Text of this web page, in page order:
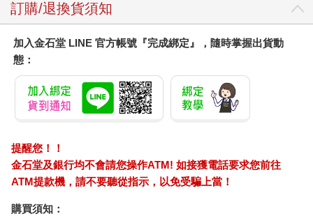
訂購/退換貨須知
加入金石堂 LINE 官方帳號『完成綁定』，隨時掌握出貨動
態：
提醒您！！
金石堂及銀行均不會請您操作ATM! 如接獲電話要求您前往
ATM提款機，請不要聽從指示，以免受騙上當！
購買須知：